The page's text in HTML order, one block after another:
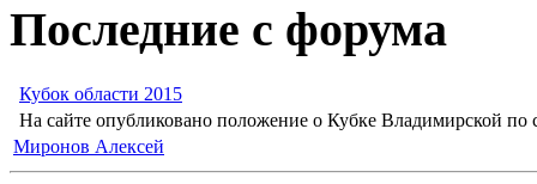
Последние с форума
Кубок области 2015
На сайте опубликовано положение о Кубке Владимирской по
Миронов Алексей